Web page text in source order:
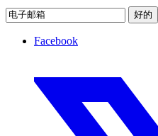
好的
Facebook